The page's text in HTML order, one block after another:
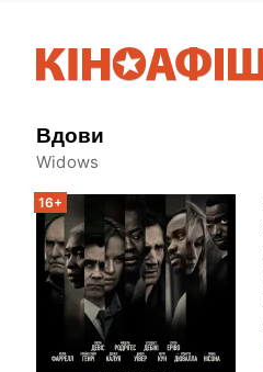
Вдови
Widows
16+